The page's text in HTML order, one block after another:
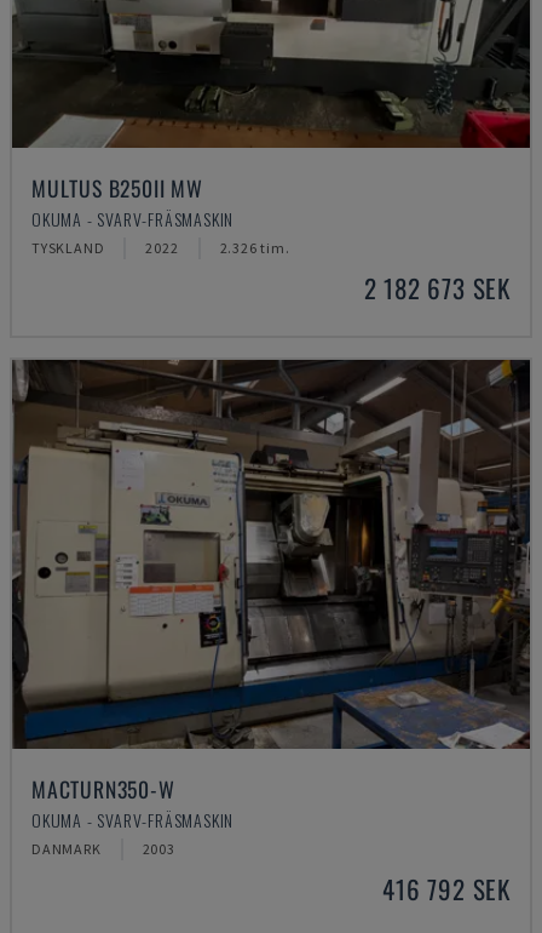
MULTUS B250II MW
OKUMA - SVARV-FRÄSMASKIN
TYSKLAND 2022 2.326 tim.
2 182 673 SEK
MACTURN350-W
OKUMA - SVARV-FRÄSMASKIN
DANMARK 2003
416 792 SEK